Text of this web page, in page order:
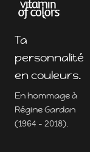
Ta
personnalité
en couleurs.
En hommage à
Régine Gardan
(1964 - 2018).